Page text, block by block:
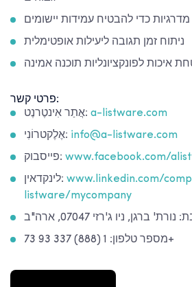
כדי להבטיח עמידות יישומים
ניתוח זמן תגובה ליעילות אופטימלית
איכות לפונקציונליות תוכנה אמינה
פרטי קשר:
אֲתַר אִינטֶרנֶט: a-listware.com
אֶלֶקטרוֹנִי: info@a-listware.com
פייסבוק: www.facebook.com/
לינקדאין: www.linkedin.com/
listware/mycompany
ברגן, ניו ג'רזי 07047, ארה"ב
מספר טלפון: 1 (888) 337 93 73+